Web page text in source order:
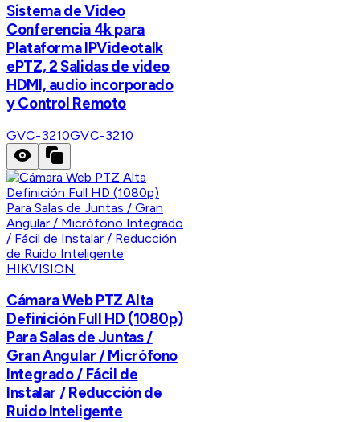
Sistema de Video
Conferencia 4k para
Plataforma IPVideotalk
ePTZ, 2 Salidas de video
HDMI, audio incorporado
y Control Remoto
GVC-3210GVC-3210
HIKVISION
Cámara Web PTZ Alta
Definición Full HD (1080p)
Para Salas de Juntas /
Gran Angular / Micrófono
Integrado / Fácil de
Instalar / Reducción de
Ruido Inteligente